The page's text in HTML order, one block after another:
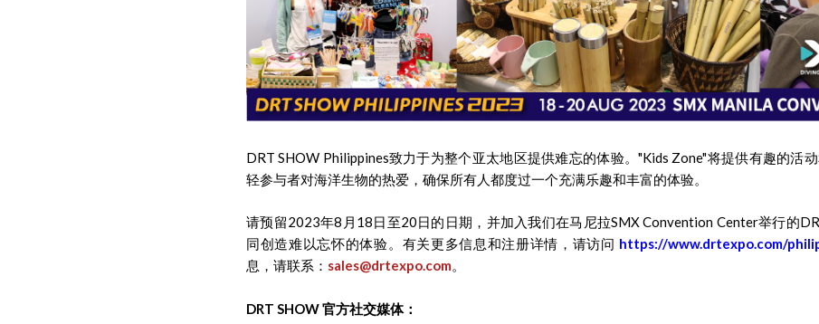
DRT SHOW Philippines致力于为整个亚太地区提供难忘的体验。"Kids Zone"将提供有趣的活
轻参与者对海洋生物的热爱，确保所有人都度过一个充满乐趣和丰富的体验。
请预留2023年8月18日至20日的日期，并加入我们在马尼拉SMX Convention Center举行的
同创造难以忘怀的体验。有关更多信息和注册详情，请访问 https://www.drtexpo.com/
息，请联系： sales@drtexpo.com。
DRT SHOW 官方社交媒体：